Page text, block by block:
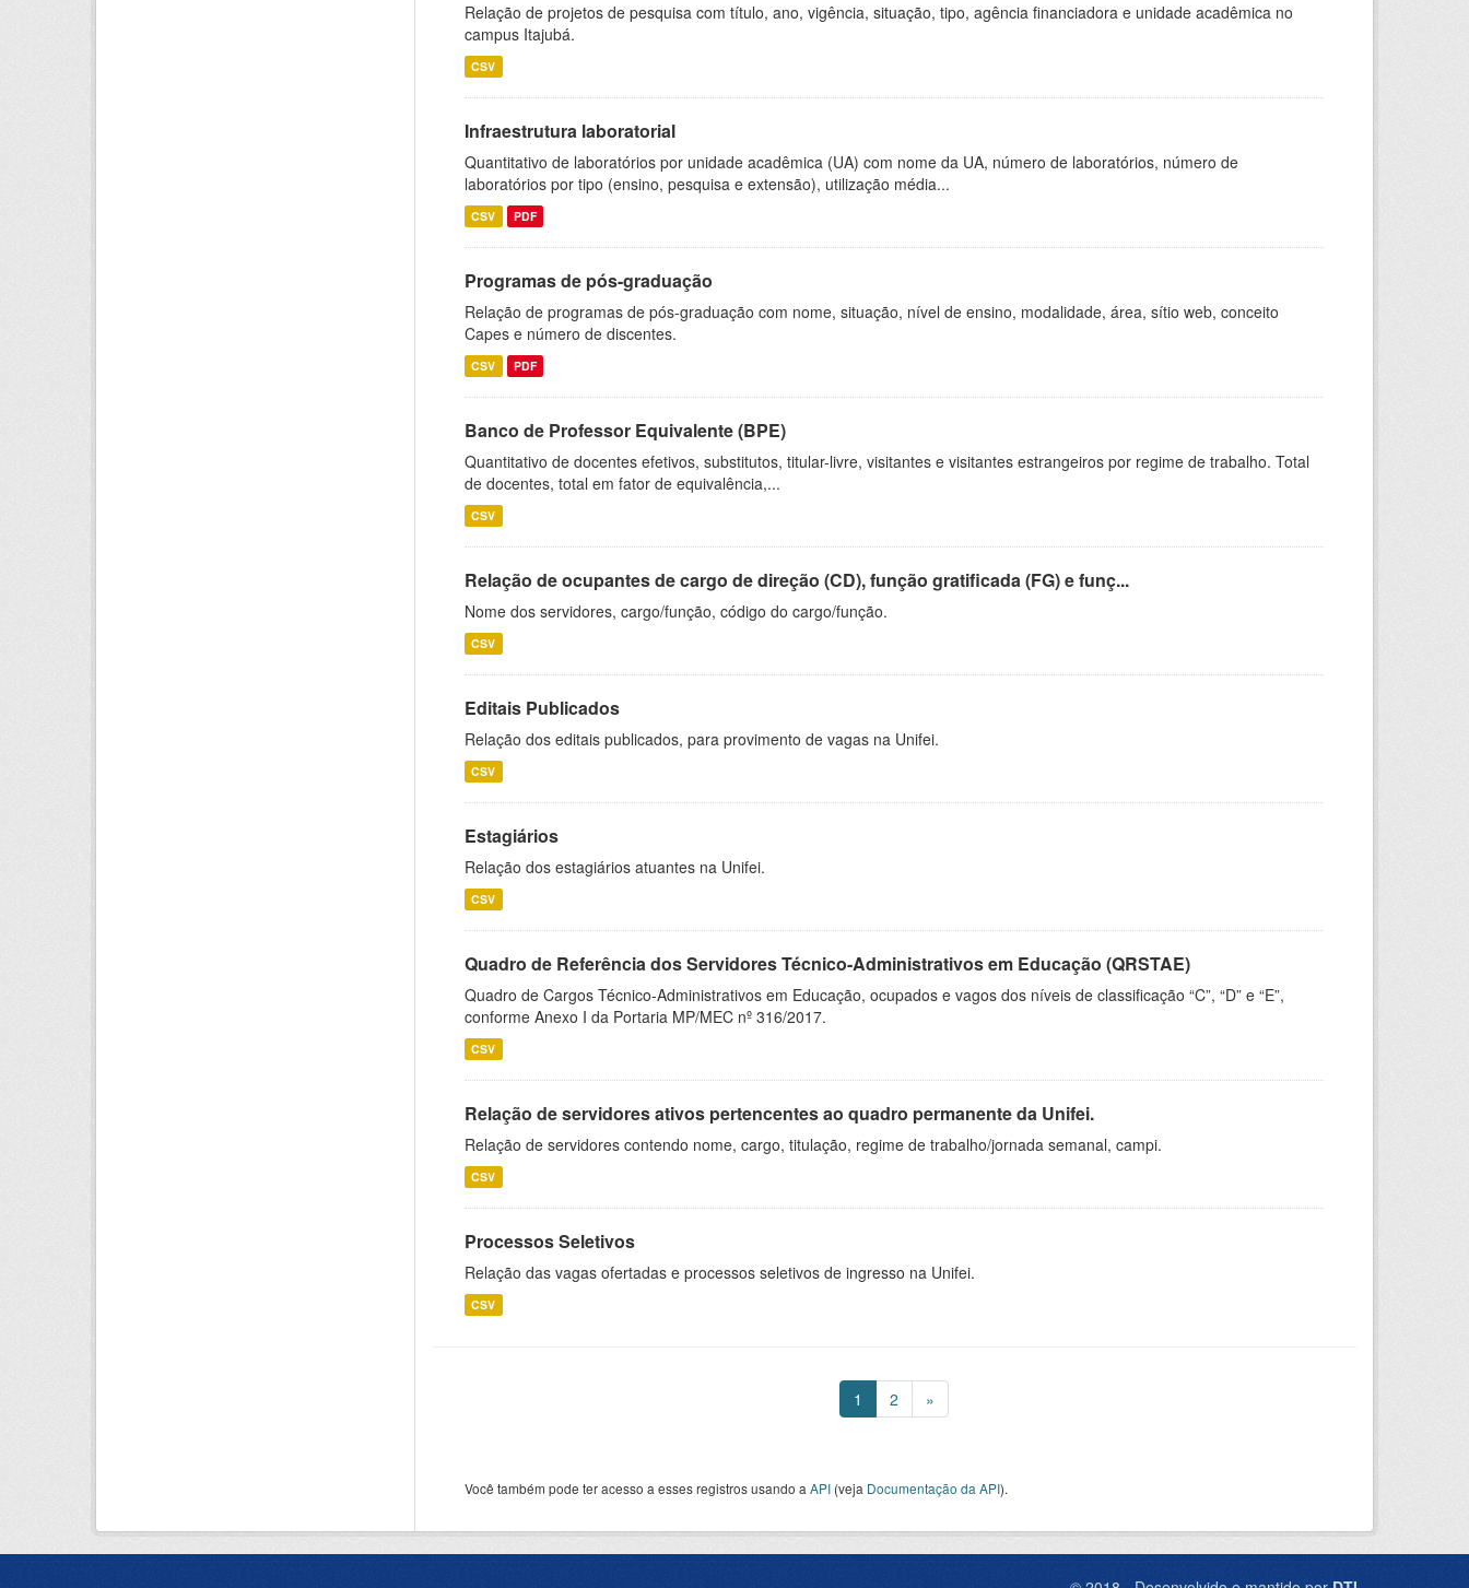
Relação de projetos de pesquisa com título, ano, vigência, situação, tipo, agência financiadora e unidade acadêmica no
campus Itajubá.
CSV
Infraestrutura laboratorial
Quantitativo de laboratórios por unidade acadêmica (UA) com nome da UA, número de laboratórios, número de
laboratórios por tipo (ensino, pesquisa e extensão), utilização média...
CSV PDF
Programas de pós-graduação
Relação de programas de pós-graduação com nome, situação, nível de ensino, modalidade, área, sítio web, conceito
Capes e número de discentes.
CSV PDF
Banco de Professor Equivalente (BPE)
Quantitativo de docentes efetivos, substitutos, titular-livre, visitantes e visitantes estrangeiros por regime de trabalho. Total
de docentes, total em fator de equivalência,...
CSV
Relação de ocupantes de cargo de direção (CD), função gratificada (FG) e funç...
Nome dos servidores, cargo/função, código do cargo/função.
CSV
Editais Publicados
Relação dos editais publicados, para provimento de vagas na Unifei.
CSV
Estagiários
Relação dos estagiários atuantes na Unifei.
CSV
Quadro de Referência dos Servidores Técnico-Administrativos em Educação (QRSTAE)
Quadro de Cargos Técnico-Administrativos em Educação, ocupados e vagos dos níveis de classificação “C”, “D” e “E”,
conforme Anexo I da Portaria MP/MEC nº 316/2017.
CSV
Relação de servidores ativos pertencentes ao quadro permanente da Unifei.
Relação de servidores contendo nome, cargo, titulação, regime de trabalho/jornada semanal, campi.
CSV
Processos Seletivos
Relação das vagas ofertadas e processos seletivos de ingresso na Unifei.
CSV
1 2 »
Você também pode ter acesso a esses registros usando a API (veja Documentação da API).